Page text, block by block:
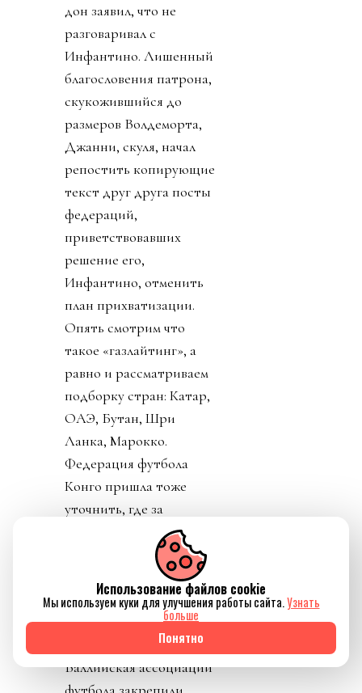
дон заявил, что не
разговаривал с
Инфантино. Лишенный
благословения патрона,
скукожившийся до
размеров Волдеморта,
Джанни, скуля, начал
репостить копирующие
текст друг друга посты
федераций,
приветствовавших
решение его,
Инфантино, отменить
план прихватизации.
Опять смотрим что
такое «газлайтинг», а
равно и рассматриваем
подборку стран: Катар,
ОАЭ, Бутан, Шри
Ланка, Марокко.
Федерация футбола
Конго пришла тоже
уточнить, где за
поддержку Инфантино
им выдадут их взятку и
поблагодарить лично
товарища Инфантино за
развитие конголезского
футбола. Английская и
Валлийская ассоциации
Использование файлов cookie
Мы используем куки для улучшения работы сайта.Узнать
больше
Понятно